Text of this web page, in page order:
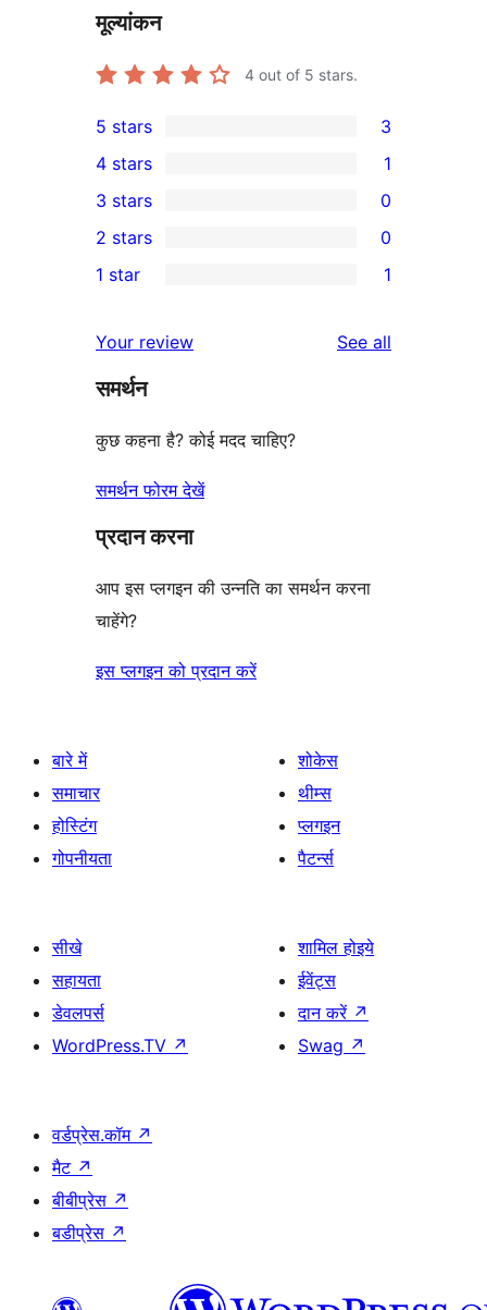
मूल्यांकन
4 out of 5 stars.
3
5-
star
reviews
5 stars 3
4-
star
review
4 stars 1
0
3-
star
3 stars 0
2-
reviews
2 stars 0
star
review
1 star 1
Your review See all
समर्थन
कुछ कहना है? कोई मदद चाहिए?
समर्थन फोरम देखें
प्रदान करना
आप इस प्लगइन की उन्नति का समर्थन करना
चाहेंगे?
इस प्लगइन को प्रदान करें
बारे में
समाचार
होस्टिंग
गोपनीयता
शोकेस
थीम्स
प्लगइन
पैटर्न्स
सीखे
सहायता
डेवलपर्स
WordPress.TV ↗
शामिल होइये
ईवेंट्स
दान करें ↗
Swag ↗
वर्डप्रेस.कॉम ↗
मैट ↗
बीबीप्रेस ↗
बडीप्रेस ↗